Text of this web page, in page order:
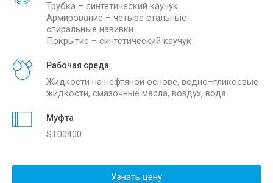
Трубка – синтетический каучук
Армирование – четыре стальные
спиральные навивки
Покрытие – синтетический каучук
Рабочая среда
Жидкости на нефтяной основе, водно–гликоевые
жидкости, смазочные масла, воздух, вода
Муфта
ST00400
Узнать цену